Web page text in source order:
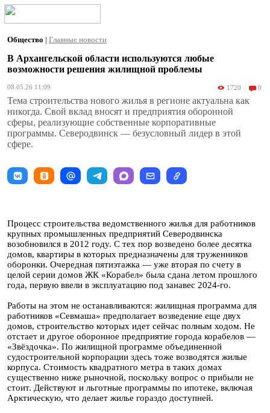
Общество | Главные новости
В Архангельской области используются любые
возможности решения жилищной проблемы
08.05.26 11:09 1720 0
Тема строительства нового жилья в регионе актуальна как
никогда. Свой вклад вносят и предприятия оборонной
сферы, реализующие собственные корпоративные
программы. Северодвинск — безусловный лидер в этой
сфере.
Процесс строительства ведомственного жилья для работников
крупных промышленных предприятий Северодвинска
возобновился в 2012 году. С тех пор возведено более десятка
домов, квартиры в которых предназначены для труженников
оборонки. Очередная пятиэтажка — уже вторая по счету в
целой серии домов ЖК «Корабел» была сдана летом прошлого
года, первую ввели в эксплуатацию под занавес 2024-го.
Работы на этом не останавливаются: жилищная программа для
работников «Севмаша» предполагает возведение еще двух
домов, строительство которых идет сейчас полным ходом. Не
отстает и другое оборонное предприятие города корабелов —
«Звёздочка». По жилищной программе объединенной
судостроительной корпорации здесь тоже возводятся жилые
корпуса. Стоимость квадратного метра в таких домах
существенно ниже рыночной, поскольку вопрос о прибыли не
стоит. Действуют и льготные программы по ипотеке, включая
Арктическую, что делает жилье гораздо доступней.